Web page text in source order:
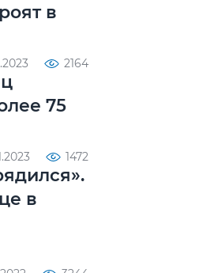
в
2164
75
1472
в